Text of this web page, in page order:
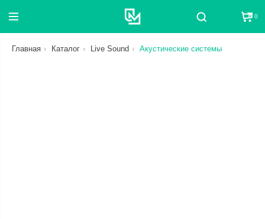
Поиск 0
Главная Каталог Live Sound Акустические системы